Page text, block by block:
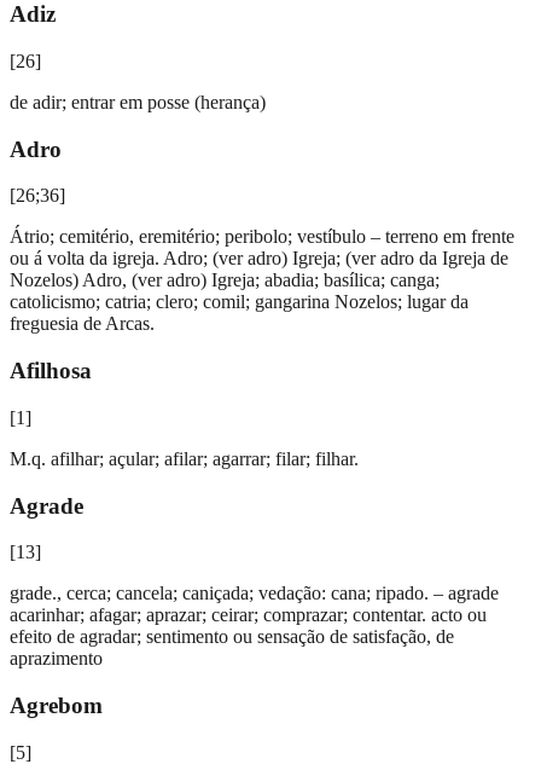
Adiz
[26]
de adir; entrar em posse (herança)
Adro
[26;36]
Átrio; cemitério, eremitério; peribolo; vestíbulo – terreno em frente
ou á volta da igreja. Adro; (ver adro) Igreja; (ver adro da Igreja de
Nozelos) Adro, (ver adro) Igreja; abadia; basílica; canga;
catolicismo; catria; clero; comil; gangarina Nozelos; lugar da
freguesia de Arcas.
Afilhosa
[1]
M.q. afilhar; açular; afilar; agarrar; filar; filhar.
Agrade
[13]
grade., cerca; cancela; caniçada; vedação: cana; ripado. – agrade
acarinhar; afagar; aprazar; ceirar; comprazar; contentar. acto ou
efeito de agradar; sentimento ou sensação de satisfação, de
aprazimento
Agrebom
[5]